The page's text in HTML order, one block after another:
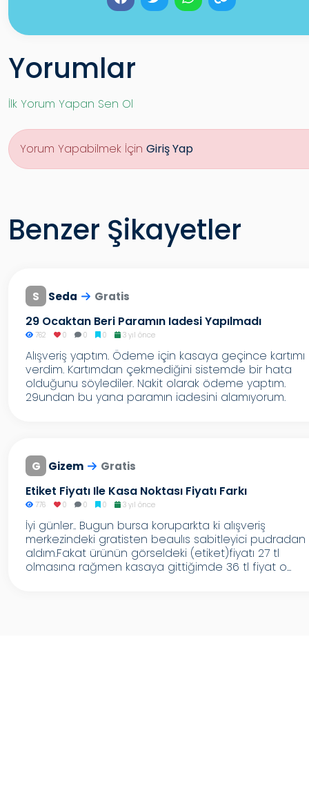
Yorumlar
İlk Yorum Yapan Sen Ol
Yorum Yapabilmek İçin Giriş Yap
Benzer Şikayetler
S Seda Gratis
29 Ocaktan Beri Paramın Iadesi Yapılmadı
762 0 0 0 3 yıl önce
Alışveriş yaptım. Ödeme için kasaya geçince kartımı
verdim. Kartımdan çekmediğini sistemde bir hata
olduğunu söylediler. Nakit olarak ödeme yaptım.
29undan bu yana paramın iadesini alamıyorum.
G Gizem Gratis
Etiket Fiyatı Ile Kasa Noktası Fiyatı Farkı
776 0 0 0 3 yıl önce
İyi günler.. Bugun bursa koruparkta ki alışveriş
merkezindeki gratisten beaulıs sabitleyici pudradan
aldım.Fakat ürünün görseldeki (etiket)fiyatı 27 tl
olmasına rağmen kasaya gittiğimde 36 tl fiyat o...